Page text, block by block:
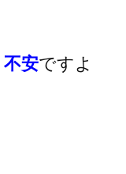
不安ですよ